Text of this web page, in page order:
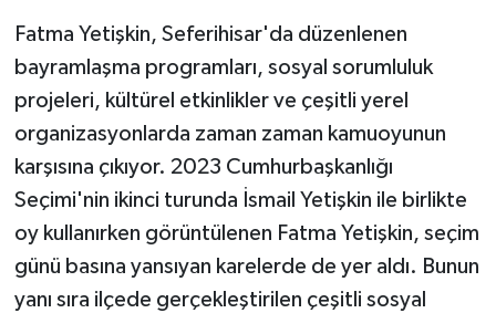
Fatma Yetişkin, Seferihisar'da düzenlenen
bayramlaşma programları, sosyal sorumluluk
projeleri, kültürel etkinlikler ve çeşitli yerel
organizasyonlarda zaman zaman kamuoyunun
karşısına çıkıyor. 2023 Cumhurbaşkanlığı
Seçimi'nin ikinci turunda İsmail Yetişkin ile birlikte
oy kullanırken görüntülenen Fatma Yetişkin, seçim
günü basına yansıyan karelerde de yer aldı. Bunun
yanı sıra ilçede gerçekleştirilen çeşitli sosyal